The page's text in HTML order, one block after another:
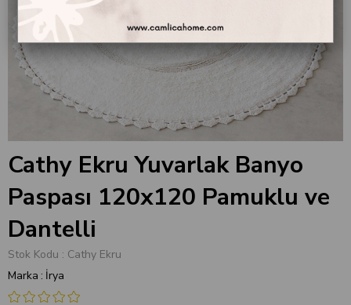
Cathy Ekru Yuvarlak Banyo
Paspası 120x120 Pamuklu ve
Dantelli
Stok Kodu
Cathy Ekru
Marka : İrya